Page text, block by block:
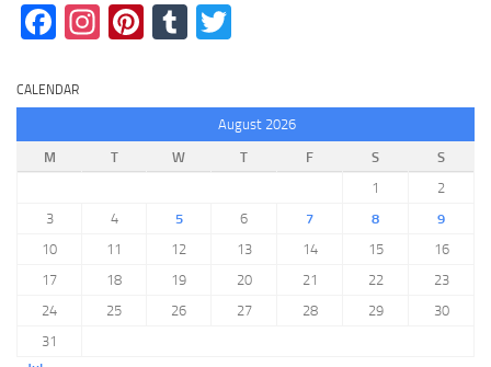
Facebook
Instagram
Pinterest
Tumblr
CALENDAR
August 2026
M
T W T F S
S
1
2
3
4 5 6 7 8
9
10
11 12 13 14 15
16
17
18 19 20 21 22
23
24
25 26 27 28 29
30
31